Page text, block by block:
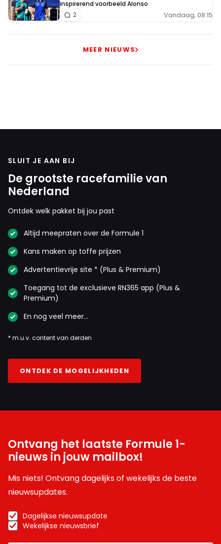
inspirerend voorbeeld Alonso
Vandaag, 08:15
2
MEER NIEUWS
SLUIT JE AAN BIJ
De grootste racefamilie van
Nederland
Ontdek welk pakket bij jou past
Altijd meepraten over de Formule 1
Kans maken op toffe prijzen
Advertentievrije site * (Plus & Premium)
Toegang tot de exclusieve RN365 app (Plus &
Premium)
En nog veel meer…
* m.u.v. content van derden
ONTDEK DE MOGELIJKHEDEN
Ontvang het laatste Formule 1-
nieuws in jouw mailbox!
Mis niets! Ontvang dagelijks of wekelijks de beste
nieuwsupdates.
Dagelijkse nieuwsupdate
Wekelijkse nieuwsbrief